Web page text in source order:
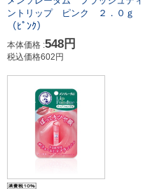
ントリップ ピンク ２．０ｇ
（ﾋﾟﾝｸ）
本体価格 :548円
税込価格602円